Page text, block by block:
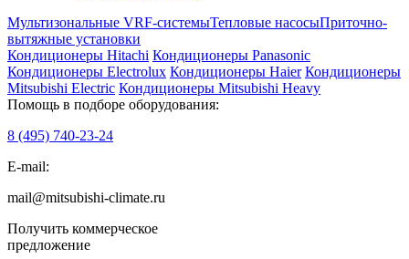
Мультизональные VRF-системыТепловые насосыПриточно-
вытяжные установки
Кондиционеры Hitachi Кондиционеры Panasonic
Кондиционеры Electrolux Кондиционеры Haier Кондиционеры
Mitsubishi Electric Кондиционеры Mitsubishi Heavy
Помощь в подборе оборудования:
8 (495) 740-23-24
E-mail:
mail@mitsubishi-climate.ru
Получить коммерческое
предложение